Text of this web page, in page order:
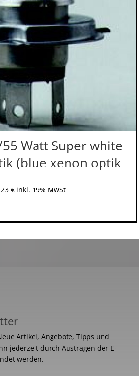
Watt Super white
(blue xenon optik
€ inkl. 19% MwSt
Artikel, Angebote, Tipps und
jederzeit durch Austragen der E-
werden.